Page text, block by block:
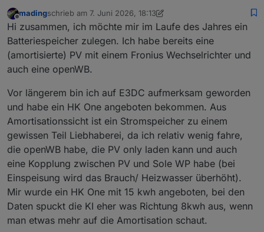
madingschrieb am 7. Juni 2026, 18:13
zuletzt editiert von mading6. Juli 2026, 20:14
Hi zusammen, ich möchte mir im Laufe des Jahres ein
Batteriespeicher zulegen. Ich habe bereits eine
(amortisierte) PV mit einem Fronius Wechselrichter und
auch eine openWB.
Vor längerem bin ich auf E3DC aufmerksam geworden
und habe ein HK One angeboten bekommen. Aus
Amortisationssicht ist ein Stromspeicher zu einem
gewissen Teil Liebhaberei, da ich relativ wenig fahre,
die openWB habe, die PV only laden kann und auch
eine Kopplung zwischen PV und Sole WP habe (bei
Einspeisung wird das Brauch/ Heizwasser überhöht).
Mir wurde ein HK One mit 15 kwh angeboten, bei den
Daten spuckt die KI eher was Richtung 8kwh aus, wenn
man etwas mehr auf die Amortisation schaut.